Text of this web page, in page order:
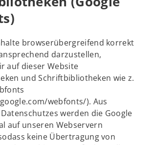
browserübergreifend korrekt
darzustellen,
auf dieser Website
und Schriftbibliotheken wie z.
webfonts/). Aus
werden die Google
auf unseren Webservern
keine Übertragung von